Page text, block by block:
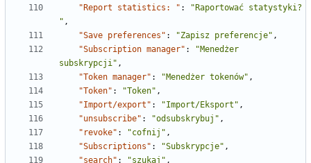
"Report statistics: " :
"Raportować statystyki?
" ,
"Save preferences" : "Zapisz preferencje" ,
"Subscription manager" :
"Menedżer
subskrypcji" ,
"Token manager" : "Menedżer tokenów" ,
"Token" : "Token" ,
"Import/export" : "Import/Eksport" ,
"unsubscribe" : "odsubskrybuj" ,
"revoke" : "cofnij" ,
"Subscriptions" : "Subskrypcje" ,
"search" : "szukaj" ,